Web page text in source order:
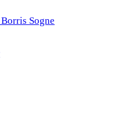
Sogne